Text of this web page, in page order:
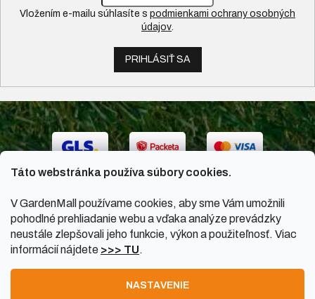
Táto webstránka používa súbory cookies.
V GardenMall používame cookies, aby sme Vám umožnili
pohodlné prehliadanie webu a vďaka analýze prevádzky
neustále zlepšovali jeho funkcie, výkon a použiteľnosť. Viac
informácií nájdete >>> TU.
NASTAVENIE
Vložením e-mailu súhlasíte s podmienkami ochrany osobných
údajov.
PRIHLÁSIŤ SA